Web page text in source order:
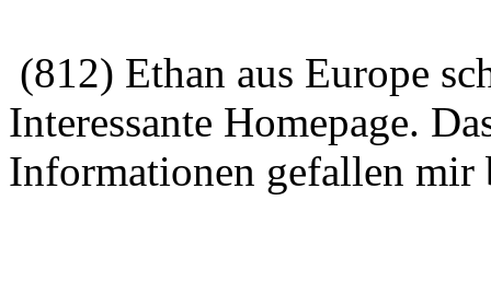
(812) Ethan aus Europe
Interessante Homepage.
Informationen gefallen mir